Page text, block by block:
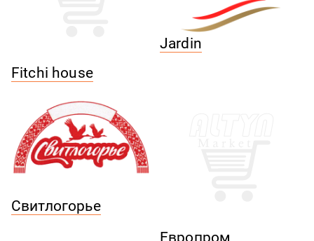
Fitchi house
Jardin
Свитлогорье
Европром